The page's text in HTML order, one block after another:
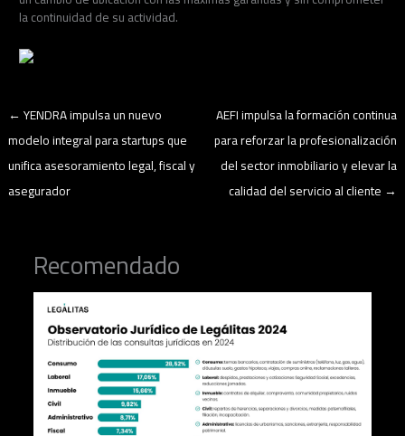
la continuidad de su actividad.
←YENDRA impulsa un nuevo
modelo integral para startups que
unifica asesoramiento legal, fiscal y
asegurador
AEFI impulsa la formación continua
para reforzar la profesionalización
del sector inmobiliario y elevar la
calidad del servicio al cliente →
Recomendado